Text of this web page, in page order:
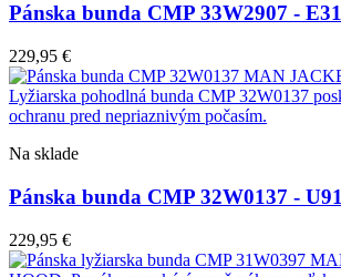
Pánska bunda CMP 33W2907 -
229,95 €
Na sklade
Pánska bunda CMP 32W0137 -
229,95 €